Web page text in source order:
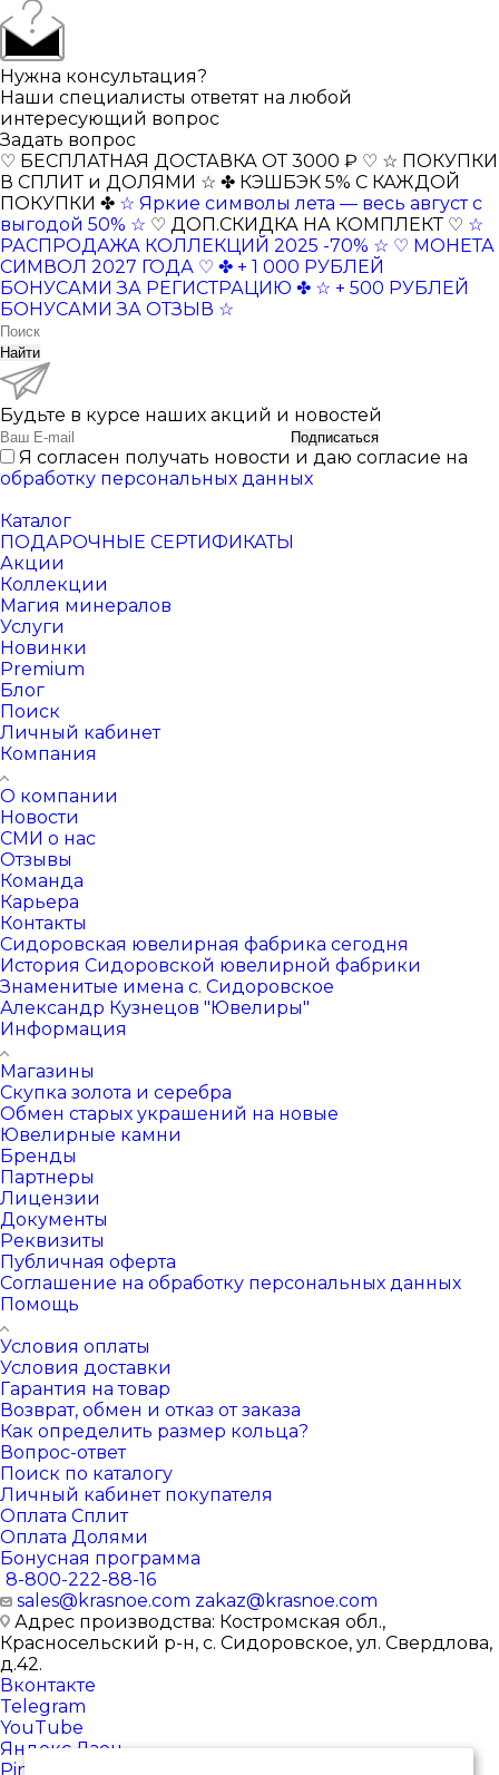
Нужна консультация?
Наши специалисты ответят на любой
интересующий вопрос
Задать вопрос
♡ БЕСПЛАТНАЯ ДОСТАВКА ОТ 3000 ₽ ♡ ☆ ПОКУПКИ
В СПЛИТ и ДОЛЯМИ ☆ ✤ КЭШБЭК 5% С КАЖДОЙ
ПОКУПКИ ✤ ☆ Яркие символы лета — весь август с
выгодой 50% ☆ ♡ ДОП.СКИДКА НА КОМПЛЕКТ ♡ ☆
РАСПРОДАЖА КОЛЛЕКЦИЙ 2025 -70% ☆ ♡ МОНЕТА
СИМВОЛ 2027 ГОДА ♡ ✤ + 1 000 РУБЛЕЙ
БОНУСАМИ ЗА РЕГИСТРАЦИЮ ✤ ☆ + 500 РУБЛЕЙ
БОНУСАМИ ЗА ОТЗЫВ ☆
Найти
Будьте в курсе наших акций и новостей
Подписаться
Я согласен получать новости и даю согласие на
обработку персональных данных
Каталог
ПОДАРОЧНЫЕ СЕРТИФИКАТЫ
Акции
Коллекции
Магия минералов
Услуги
Новинки
Premium
Блог
Поиск
Личный кабинет
Компания
О компании
Новости
СМИ о нас
Отзывы
Команда
Карьера
Контакты
Сидоровская ювелирная фабрика сегодня
История Сидоровской ювелирной фабрики
Знаменитые имена с. Сидоровское
Александр Кузнецов "Ювелиры"
Информация
Магазины
Скупка золота и серебра
Обмен старых украшений на новые
Ювелирные камни
Бренды
Партнеры
Лицензии
Документы
Реквизиты
Публичная оферта
Соглашение на обработку персональных данных
Помощь
Условия оплаты
Условия доставки
Гарантия на товар
Возврат, обмен и отказ от заказа
Как определить размер кольца?
Вопрос-ответ
Поиск по каталогу
Личный кабинет покупателя
Оплата Сплит
Оплата Долями
Бонусная программа
8-800-222-88-16
sales@krasnoe.com zakaz@krasnoe.com
Адрес производства: Костромская обл.,
Красносельский р-н, с. Сидоровское, ул. Свердлова,
д.42.
Вконтакте
Telegram
YouTube
Яндекс.Дзен
Pinterest